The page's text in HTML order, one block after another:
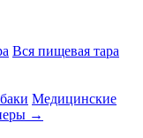
Вся пищевая тара
Медицинские
→